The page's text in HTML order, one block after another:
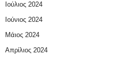
Ιούλιος 2024
Ιούνιος 2024
Μάιος 2024
Απρίλιος 2024